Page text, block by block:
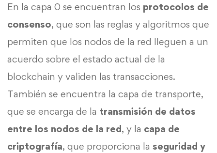
En la capa 0 se encuentran los protocolos de
consenso, que son las reglas y algoritmos que
permiten que los nodos de la red lleguen a un
acuerdo sobre el estado actual de la
blockchain y validen las transacciones.
También se encuentra la capa de transporte,
que se encarga de la transmisión de datos
entre los nodos de la red, y la capa de
criptografía, que proporciona la seguridad y